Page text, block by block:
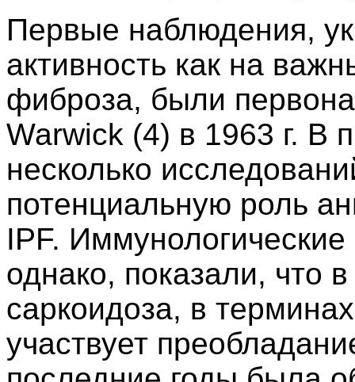
Первые наблюдения,
активность как на
фиброза, были
Warwick (4) в 1963 г. В
несколько
потенциальную роль
IPF.
однако, показали, что
саркоидоза, в
участвует